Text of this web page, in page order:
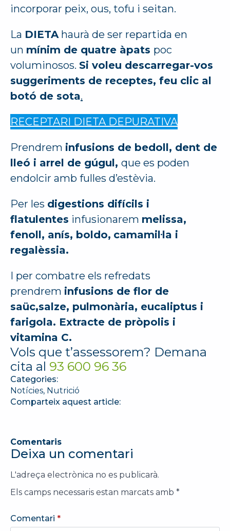
incorporar peix, ous, tofu i seitan.
La DIETA haurà de ser repartida en
un mínim de quatre àpats poc
voluminosos. Si voleu descarregar-vos
suggeriments de receptes, feu clic al
botó de sota.
RECEPTARI DIETA DEPURATIVA
Prendrem infusions de bedoll, dent de
lleó i arrel de gúgul, que es poden
endolcir amb fulles d’estèvia.
Per les digestions difícils i
flatulentes infusionarem melissa,
fenoll, anís, boldo, camamil·la i
regalèssia.
I per combatre els refredats
prendrem infusions de flor de
saüc,salze, pulmonària, eucaliptus i
farigola. Extracte de pròpolis i
vitamina C.
Vols que t’assessorem? Demana
cita al 93 600 96 36
Categories:
Notícies Nutrició
Comparteix aquest article:
Comentaris
Deixa un comentari
L'adreça electrònica no es publicarà.
Els camps necessaris estan marcats amb *
Comentari *